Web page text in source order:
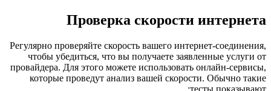
Проверка скорости интернета
Регулярно проверяйте скорость вашего интернет-соединения,
чтобы убедиться, что вы получаете заявленные услуги от
провайдера. Для этого можете использовать онлайн-сервисы,
которые проведут анализ вашей скорости. Обычно такие
тесты показывают: